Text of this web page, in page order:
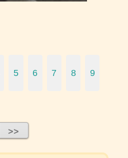
5 6 7 8 9